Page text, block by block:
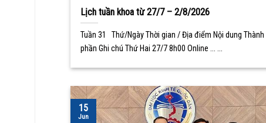
Lịch tuần khoa từ 27/7 – 2/8/2026
Tuần 31 Thứ/Ngày Thời gian / Địa điểm Nội dung Thành
phần Ghi chú Thứ Hai 27/7 8h00 Online ... ...
15
Jun